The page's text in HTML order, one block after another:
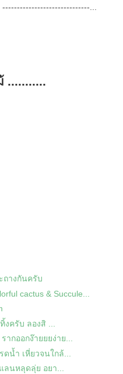
------------------------------...
...........
ถางกันครับ
cactus & Succule...
ครับ ลองสิ ...
กออกง๊ายยยง่าย...
น้ำ เหี่ยวจนใกล้...
ลนหลุดลุ่ย อยา...